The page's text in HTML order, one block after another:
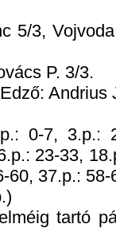
5/3,
P. 3/3.
Andrius
0-7, 3.p.:
23-33,
60, 37.p.: 58-
tartó